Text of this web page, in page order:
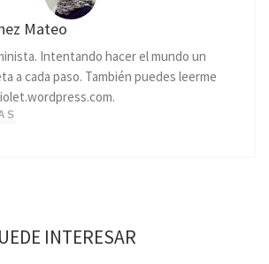
Mateo
Intentando hacer el mundo un
a cada paso. También puedes leerme
INTERESAR